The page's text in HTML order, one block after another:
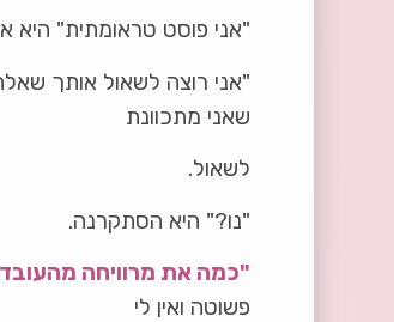
"אני פוסט טראומתית" היא
"אני רוצה לשאול אותך
שאני מתכוונת
לשאול.
"נו?" היא הסתקרנה.
"כמה את מרוויחה
פשוטה ואין לי